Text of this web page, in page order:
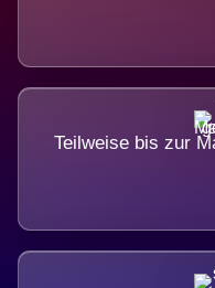
Teilweise bis zur